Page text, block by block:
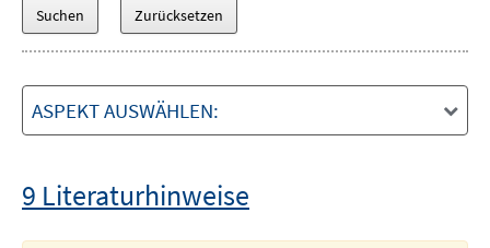
ASPEKT AUSWÄHLEN:
9 Literaturhinweise